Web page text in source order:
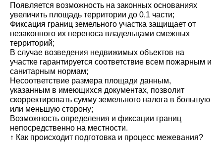
Появляется возможность на законных основаниях
увеличить площадь территории до 0,1 части;
Фиксация границ земельного участка защищает от
незаконного их переноса владельцами смежных
территорий;
В случае возведения недвижимых объектов на
участке гарантируется соответствие всем пожарным и
санитарным нормам;
Несоответствие размера площади данным,
указанным в имеющихся документах, позволит
скорректировать сумму земельного налога в большую
или меньшую сторону;
Возможность определения и фиксации границ
непосредственно на местности.
↑ Как происходит подготовка и процесс межевания?